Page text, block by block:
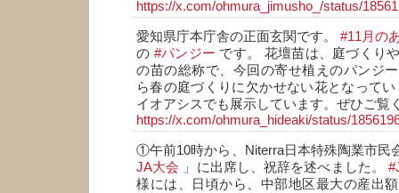
https://x.com/ohmura_jimusho_/status/
愛知県庁本庁舎の正面玄関です。 #11月の
の #パンジー です。 花壇苗は、庭づくり
の苗の総称で、今回の寄せ植えのパンジ
ら春の庭づくりに欠かせない花となって
イオアシスでも展示しています。ぜひご覧
https://x.com/ohmura_hideaki/status/
①午前10時から、Niterra日本特殊陶業市民
JA大会 」に出席し、祝辞を述べました。
様には、日頃から、中部地区最大の産出